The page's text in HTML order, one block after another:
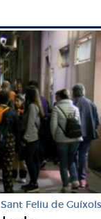
Sant Feliu de Guíxols